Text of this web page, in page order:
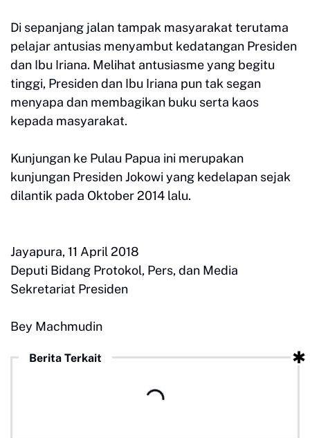
Di sepanjang jalan tampak masyarakat terutama
pelajar antusias menyambut kedatangan Presiden
dan Ibu Iriana. Melihat antusiasme yang begitu
tinggi, Presiden dan Ibu Iriana pun tak segan
menyapa dan membagikan buku serta kaos
kepada masyarakat.
Kunjungan ke Pulau Papua ini merupakan
kunjungan Presiden Jokowi yang kedelapan sejak
dilantik pada Oktober 2014 lalu.
Jayapura, 11 April 2018
Deputi Bidang Protokol, Pers, dan Media
Sekretariat Presiden
Bey Machmudin
Berita Terkait